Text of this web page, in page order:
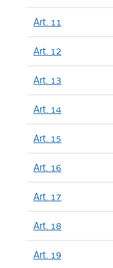
Art. 11
Art. 12
Art. 13
Art. 14
Art. 15
Art. 16
Art. 17
Art. 18
Art. 19